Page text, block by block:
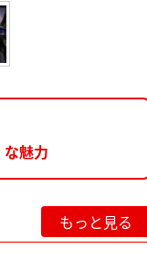
魅力
もっと見る